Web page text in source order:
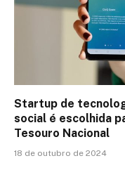
Startup de
social é escolhida
Tesouro Nacional
18 de outubro de 2024